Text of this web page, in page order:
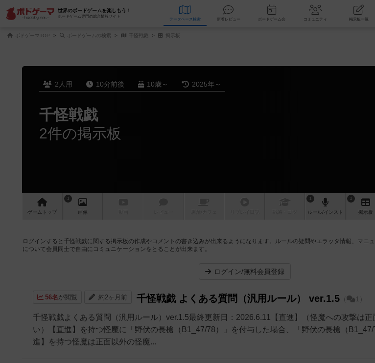
世界のボードゲームを楽しもう！
ボードゲーム専門の総合情報サイト
データベース 検索 新着レビュー ボードゲーム会 コミュニティ
ボドゲーマTOP ボードゲームの検索 千怪戦戯 掲示板
2人用 10分前後 10歳～ 2025年～
千怪戦戯
2件の掲示板
ゲーム トップ
1
画像
1
ルール/インスト
2
掲示板
ログインすると千怪戦戯に関する掲示板の作成やコメントの書き込みが出来るようになります。ルールの疑問やエラッタ情報、マニ
について会員同士で自由にコミュニケーションをとることが出来ます。
ログイン/無料会員登録
56名が閲覧 約2ヶ月前 千怪戦戯 よくある質問（汎用ルール） ver.1.5 （ 1）
千怪戦戯よくある質問（汎用ルール）ver.1.5最終更新日：2026.6.11【直進】（怪魔への攻撃は
い）【直進】を持つ怪魔に「野伏の長槍（B1_47/78）」を付与した場合、「野伏の長槍（
進】を持つ怪魔は正面以外の怪魔...